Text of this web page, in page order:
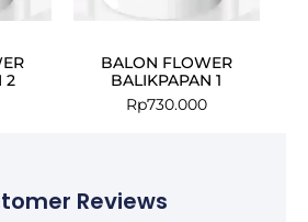
2
BALON FLOWER
BALIKPAPAN 1
Rp730.000
Reviews